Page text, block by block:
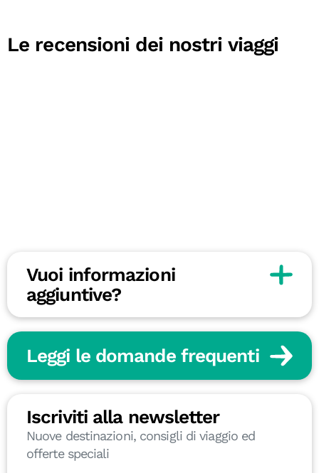
Le recensioni dei nostri viaggi
Vuoi informazioni
aggiuntive?
Leggi le domande frequenti
Iscriviti alla newsletter
Nuove destinazioni, consigli di viaggio ed
offerte speciali